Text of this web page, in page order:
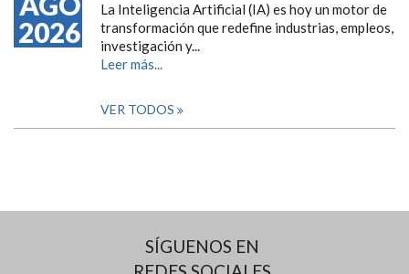
2026
La Inteligencia Artificial (IA) es hoy un motor de
transformación que redefine industrias, empleos,
investigación y...
Leer más...
VER TODOS
SÍGUENOS EN